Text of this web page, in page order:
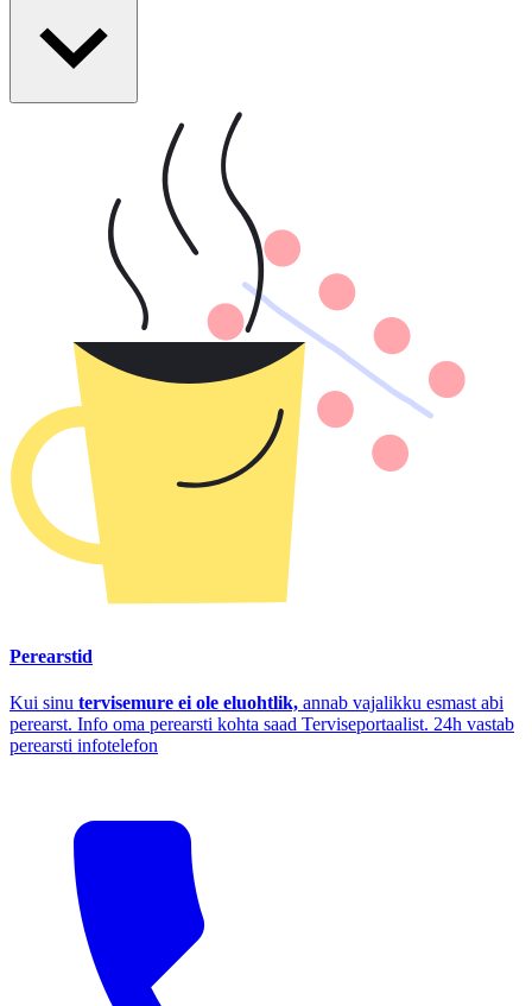
Perearstid
Kui sinu tervisemure ei ole eluohtlik, annab vajalikku esmast abi
perearst. Info oma perearsti kohta saad Terviseportaalist. 24h vastab
perearsti infotelefon